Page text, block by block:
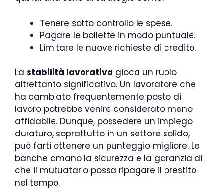
Tenere sotto controllo le spese.
Pagare le bollette in modo puntuale.
Limitare le nuove richieste di credito.
La stabilità lavorativa gioca un ruolo
altrettanto significativo. Un lavoratore che
ha cambiato frequentemente posto di
lavoro potrebbe venire considerato meno
affidabile. Dunque, possedere un impiego
duraturo, soprattutto in un settore solido,
può farti ottenere un punteggio migliore. Le
banche amano la sicurezza e la garanzia di
che il mutuatario possa ripagare il prestito
nel tempo.